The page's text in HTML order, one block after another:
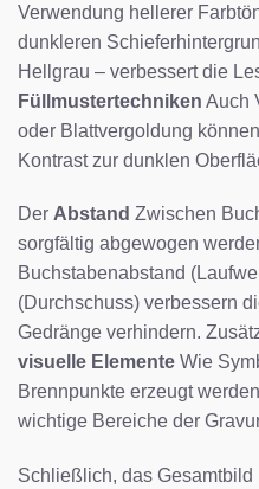
Verwendung hellerer
dunkleren
Hellgrau – verbessert die
Füllmustertechniken Auch
oder Blattvergoldung
Kontrast zur dunklen
Der Abstand Zwischen
sorgfältig abgewogen
Buchstabenabstand
(Durchschuss) verbessern
Gedränge verhindern.
visuelle Elemente Wie
Brennpunkte erzeugt
wichtige Bereiche der
Schließlich, das Gesamtbild